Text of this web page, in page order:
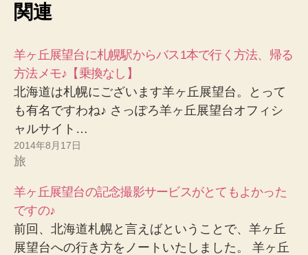
関連
羊ヶ丘展望台に札幌駅からバス1本で行く方法、帰る
方法メモ♪【乗換なし】
北海道は札幌にございます羊ヶ丘展望台。とって
も有名ですわね♪ さっぽろ羊ヶ丘展望台オフィシ
ャルサイト…
2014年8月17日
旅
羊ヶ丘展望台の記念撮影サービスがとてもよかった
ですの♪
前回、北海道札幌と言えばということで、羊ヶ丘
展望台への行き方をノートいたしました。 羊ヶ丘